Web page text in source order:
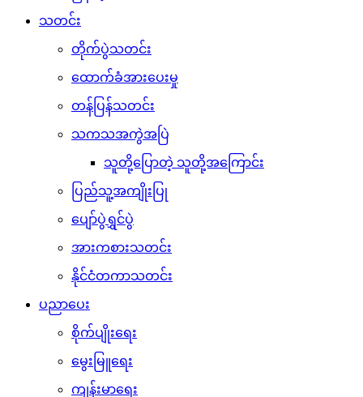
သတင်း
တိုက်ပွဲသတင်း
ထောက်ခံအားပေးမှု
တန်ပြန်သတင်း
သကသအကွဲအပြဲ
သူတို့ပြောတဲ့ သူတို့အကြောင်း
ပြည်သူ့အကျိုးပြု
ပျော်ပွဲရွှင်ပွဲ
အားကစားသတင်း
နိုင်ငံတကာသတင်း
ပညာပေး
စိုက်ပျိုးရေး
မွေးမြူရေး
ကျန်းမာရေး